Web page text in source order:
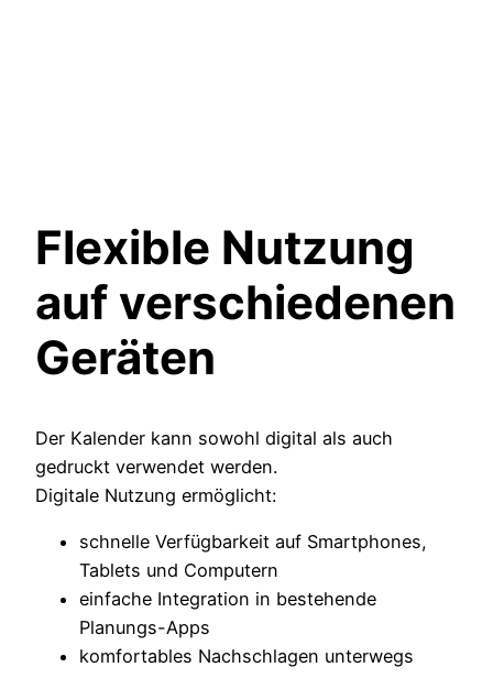
Flexible Nutzung
auf verschiedenen
Geräten
Der Kalender kann sowohl digital als auch
gedruckt verwendet werden.
Digitale Nutzung ermöglicht:
schnelle Verfügbarkeit auf Smartphones,
Tablets und Computern
einfache Integration in bestehende
Planungs-Apps
komfortables Nachschlagen unterwegs